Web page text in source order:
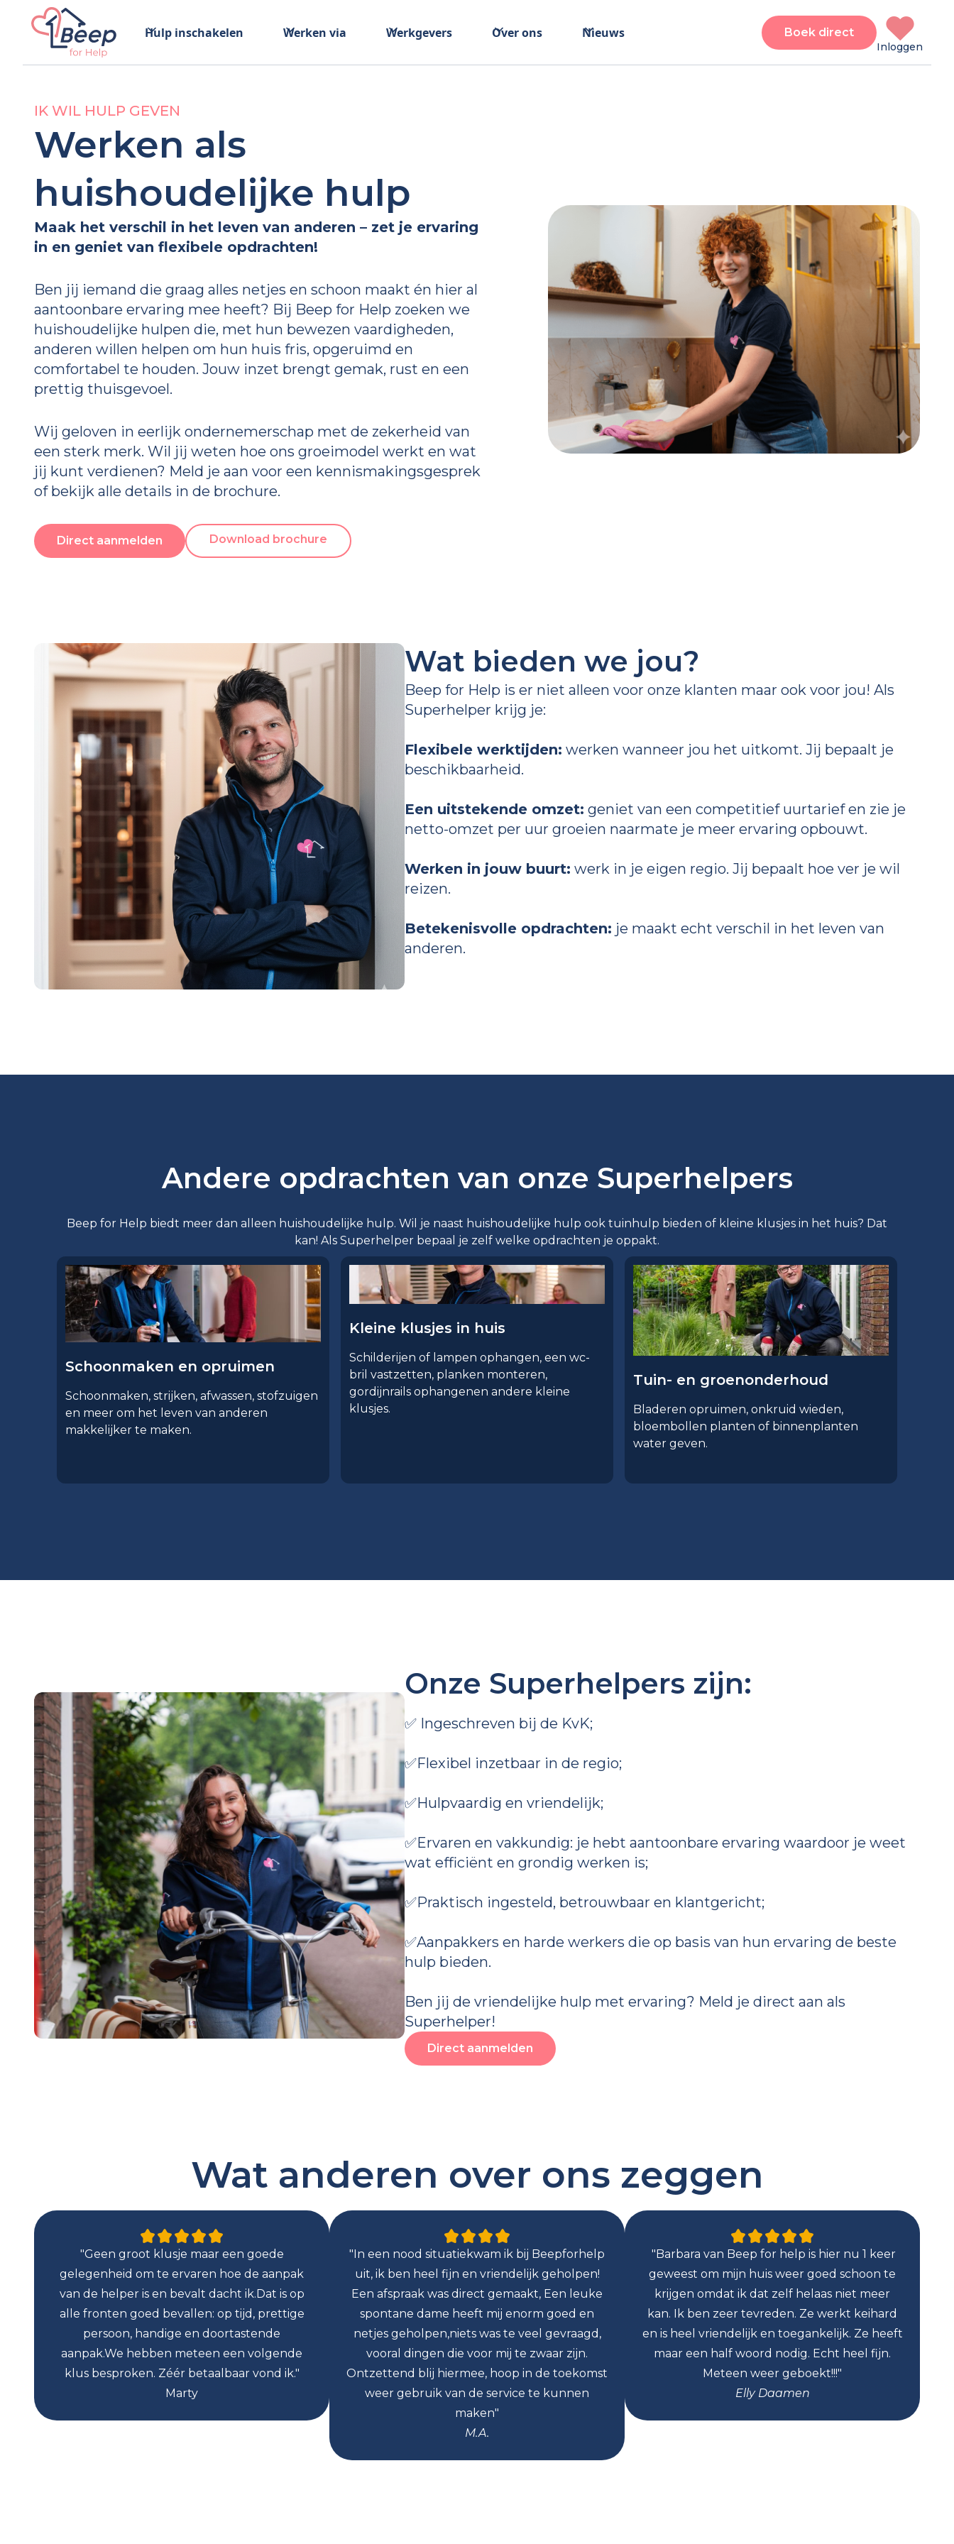
Hulp inschakelen Werken via Werkgevers Over ons Nieuws Boek direct
Inloggen
IK WIL HULP GEVEN
Werken als
huishoudelijke hulp
Maak het verschil in het leven van anderen – zet je ervaring
in en geniet van flexibele opdrachten!
Ben jij iemand die graag alles netjes en schoon maakt én hier al
aantoonbare ervaring mee heeft? Bij Beep for Help zoeken we
huishoudelijke hulpen die, met hun bewezen vaardigheden,
anderen willen helpen om hun huis fris, opgeruimd en
comfortabel te houden. Jouw inzet brengt gemak, rust en een
prettig thuisgevoel.
Wij geloven in eerlijk ondernemerschap met de zekerheid van
een sterk merk. Wil jij weten hoe ons groeimodel werkt en wat
jij kunt verdienen? Meld je aan voor een kennismakingsgesprek
of bekijk alle details in de brochure.
Direct aanmelden Download brochure
Wat bieden we jou?
Beep for Help is er niet alleen voor onze klanten maar ook voor jou! Als
Superhelper krijg je:
Flexibele werktijden: werken wanneer jou het uitkomt. Jij bepaalt je
beschikbaarheid.
Een uitstekende omzet: geniet van een competitief uurtarief en zie je
netto-omzet per uur groeien naarmate je meer ervaring opbouwt.
Werken in jouw buurt: werk in je eigen regio. Jij bepaalt hoe ver je wil
reizen.
Betekenisvolle opdrachten: je maakt echt verschil in het leven van
anderen.
Andere opdrachten van onze Superhelpers
Beep for Help biedt meer dan alleen huishoudelijke hulp. Wil je naast huishoudelijke hulp ook tuinhulp bieden of kleine klusjes in het huis? Dat
kan! Als Superhelper bepaal je zelf welke opdrachten je oppakt.
Schoonmaken en opruimen
Schoonmaken, strijken, afwassen, stofzuigen
en meer om het leven van anderen
makkelijker te maken.
Kleine klusjes in huis
Schilderijen of lampen ophangen, een wc-
bril vastzetten, planken monteren,
gordijnrails ophangenen andere kleine
klusjes.
Tuin- en groenonderhoud
Bladeren opruimen, onkruid wieden,
bloembollen planten of binnenplanten
water geven.
Onze Superhelpers zijn:
✅ Ingeschreven bij de KvK;
✅Flexibel inzetbaar in de regio;
✅Hulpvaardig en vriendelijk;
✅Ervaren en vakkundig: je hebt aantoonbare ervaring waardoor je weet
wat efficiënt en grondig werken is;
✅Praktisch ingesteld, betrouwbaar en klantgericht;
✅Aanpakkers en harde werkers die op basis van hun ervaring de beste
hulp bieden.
Ben jij de vriendelijke hulp met ervaring? Meld je direct aan als
Superhelper!
Direct aanmelden
Wat anderen over ons zeggen
"Geen groot klusje maar een goede
gelegenheid om te ervaren hoe de aanpak
van de helper is en bevalt dacht ik.Dat is op
alle fronten goed bevallen: op tijd, prettige
persoon, handige en doortastende
aanpak.We hebben meteen een volgende
klus besproken. Zéér betaalbaar vond ik."
Marty
"In een nood situatiekwam ik bij Beepforhelp
uit, ik ben heel fijn en vriendelijk geholpen!
Een afspraak was direct gemaakt, Een leuke
spontane dame heeft mij enorm goed en
netjes geholpen,niets was te veel gevraagd,
vooral dingen die voor mij te zwaar zijn.
Ontzettend blij hiermee, hoop in de toekomst
weer gebruik van de service te kunnen
maken"
M.A.
"Barbara van Beep for help is hier nu 1 keer
geweest om mijn huis weer goed schoon te
krijgen omdat ik dat zelf helaas niet meer
kan. Ik ben zeer tevreden. Ze werkt keihard
en is heel vriendelijk en toegankelijk. Ze heeft
maar een half woord nodig. Echt heel fijn.
Meteen weer geboekt!!!"
Elly Daamen